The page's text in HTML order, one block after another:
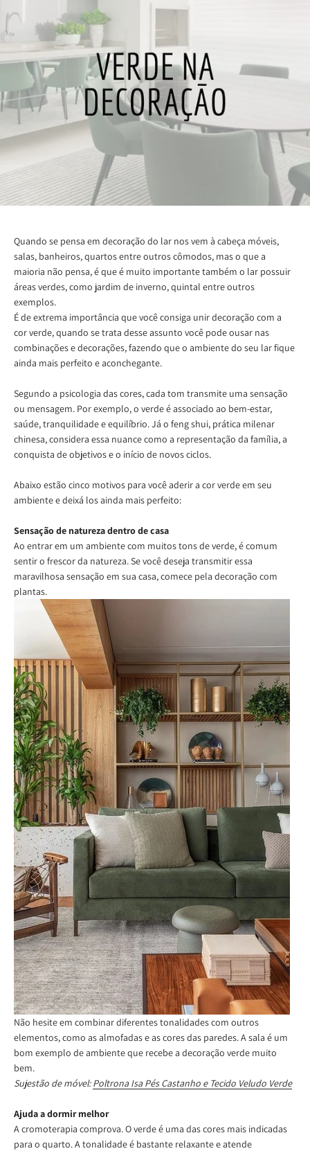
Quando se pensa em decoração do lar nos vem à cabeça móveis,
salas, banheiros, quartos entre outros cômodos, mas o que a
maioria não pensa, é que é muito importante também o lar possuir
áreas verdes, como jardim de inverno, quintal entre outros
exemplos.
É de extrema importância que você consiga unir decoração com a
cor verde, quando se trata desse assunto você pode ousar nas
combinações e decorações, fazendo que o ambiente do seu lar fique
ainda mais perfeito e aconchegante.
Segundo a psicologia das cores, cada tom transmite uma sensação
ou mensagem. Por exemplo, o verde é associado ao bem-estar,
saúde, tranquilidade e equilíbrio. Já o feng shui, prática milenar
chinesa, considera essa nuance como a representação da família, a
conquista de objetivos e o início de novos ciclos.
Abaixo estão cinco motivos para você aderir a cor verde em seu
ambiente e deixá los ainda mais perfeito:
Sensação de natureza dentro de casa
Ao entrar em um ambiente com muitos tons de verde, é comum
sentir o frescor da natureza. Se você deseja transmitir essa
maravilhosa sensação em sua casa, comece pela decoração com
plantas.
Não hesite em combinar diferentes tonalidades com outros
elementos, como as almofadas e as cores das paredes. A sala é um
bom exemplo de ambiente que recebe a decoração verde muito
bem.
Sujestão de móvel:Poltrona Isa Pés Castanho e Tecido Veludo Verde
Ajuda a dormir melhor
A cromoterapia comprova. O verde é uma das cores mais indicadas
para o quarto. A tonalidade é bastante relaxante e atende